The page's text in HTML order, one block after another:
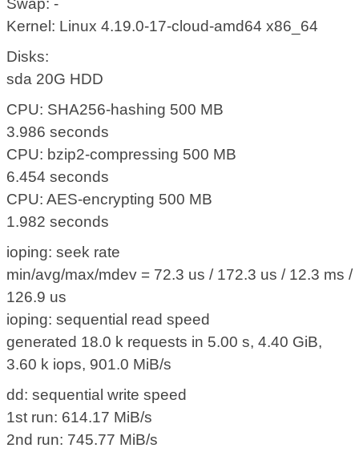
Swap: -
Kernel: Linux 4.19.0-17-cloud-amd64 x86_64
Disks:
sda 20G HDD
CPU: SHA256-hashing 500 MB
3.986 seconds
CPU: bzip2-compressing 500 MB
6.454 seconds
CPU: AES-encrypting 500 MB
1.982 seconds
ioping: seek rate
min/avg/max/mdev = 72.3 us / 172.3 us / 12.3 ms /
126.9 us
ioping: sequential read speed
generated 18.0 k requests in 5.00 s, 4.40 GiB,
3.60 k iops, 901.0 MiB/s
dd: sequential write speed
1st run: 614.17 MiB/s
2nd run: 745.77 MiB/s